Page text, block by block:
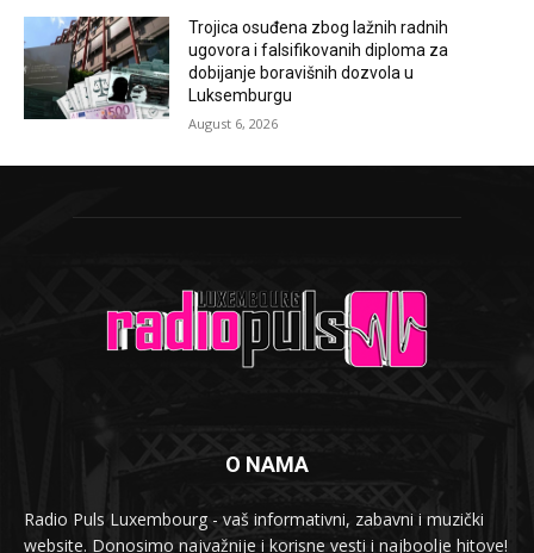
Trojica osuđena zbog lažnih radnih
ugovora i falsifikovanih diploma za
dobijanje boravišnih dozvola u
Luksemburgu
August 6, 2026
O NAMA
Radio Puls Luxembourg - vaš informativni, zabavni i muzički
website. Donosimo najvažnije i korisne vesti i najboolje hitove!